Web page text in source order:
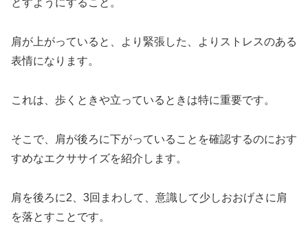
とすようにすること。
肩が上がっていると、より緊張した、よりストレスのある
表情になります。
これは、歩くときや立っているときは特に重要です。
そこで、肩が後ろに下がっていることを確認するのにおす
すめなエクササイズを紹介します。
肩を後ろに2、3回まわして、意識して少しおおげさに肩
を落とすことです。